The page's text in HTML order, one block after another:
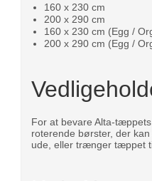
160 x 230 cm
200 x 290 cm
160 x 230 cm (Egg /
200 x 290 cm (Egg /
For at bevare Alta-
roterende børster, der
ude, eller trænger tæppet